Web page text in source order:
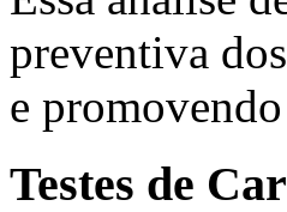
preventiva
e
Testes de